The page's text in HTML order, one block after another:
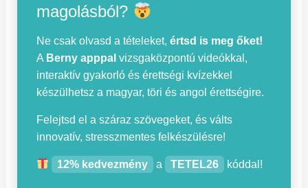
magolásból?
Ne csak olvasd a tételeket,értsd is meg őket!
A Berny apppal vizsgaközpontú videókkal,
interaktív gyakorló és érettségi kvízekkel
készülhetsz a magyar, töri és angol érettségire.
Felejtsd el a száraz szövegeket, és válts
innovatív, stresszmentes felkészülésre!
12% kedvezmény a TETEL26 kóddal!